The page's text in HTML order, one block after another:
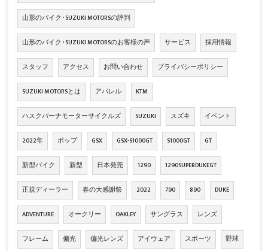
山形のバイク･SUZUKI MOTORSの評判
山形のバイク･SUZUKI MOTORSのお客様の声 サービス 採用情報
スタッフ アクセス お問い合わせ プライバシーポリシー
SUZUKI MOTORSとは アパレル KTM
ハスクバーナモーターサイクルズ SUZUKI スズキ イベント
2022年 ポップ GSX GSX-S1000GT S1000GT GT
新型バイク 新型 日本発売 1290 1290SUPERDUKEGT
正規ディーラー 春の大感謝祭 2022 790 890 DUKE
ADVENTURE オークリー OAKLEY サングラス レンズ
フレーム 偏光 偏光レンズ アイウェア スポーツ 野球